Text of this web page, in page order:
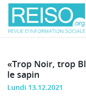
«Trop Noir, trop
le sapin
Lundi 13.12.2021